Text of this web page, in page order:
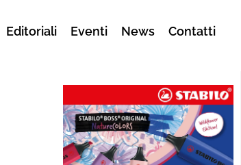
Editoriali Eventi News Contatti